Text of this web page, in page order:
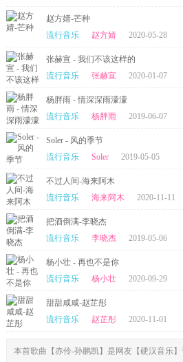
赵方婧-芒种
流行音乐
赵方婧 2020-05-28
张赫宣 - 我们不该这样的
流行音乐
张赫宣 2020-01-07
杨胖雨 - 情深深雨濛濛
流行音乐
杨胖雨 2019-06-07
Soler - 风的季节
流行音乐
Soler 2019-05-05
不过人间-海来阿木
流行音乐
海来阿木 2020-11-11
把酒倒满-李晓杰
流行音乐
李晓杰 2019-05-06
杨小壮 - 再也不是你
流行音乐
杨小壮 2020-09-29
甜甜咸咸-赵芷彤
流行音乐
赵芷彤 2020-11-01
本首歌曲【赤伶-孙鹏凯】是网友【硬汉音乐】